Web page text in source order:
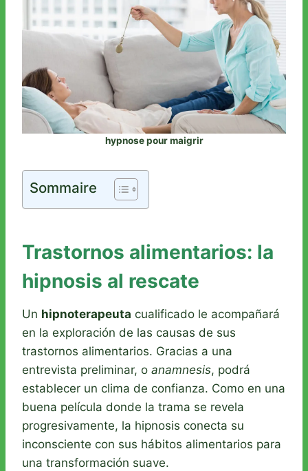
hypnose pour maigrir
Sommaire
Trastornos alimentarios: la
hipnosis al rescate
Un hipnoterapeuta cualificado le acompañará
en la exploración de las causas de sus
trastornos alimentarios. Gracias a una
entrevista preliminar, o anamnesis, podrá
establecer un clima de confianza. Como en una
buena película donde la trama se revela
progresivamente, la hipnosis conecta su
inconsciente con sus hábitos alimentarios para
una transformación suave.